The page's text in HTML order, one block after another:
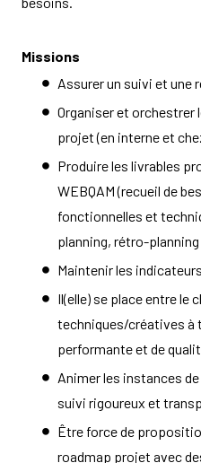
Missions
Assurer un suivi et une
Organiser et orchestrer
projet (en interne et
Produire les livrables
WEBQAM (recueil de
fonctionnelles et
planning, rétro-
Maintenir les
Il(elle) se place entre le
techniques/créatives à
performante et de
Animer les instances
suivi rigoureux et
Être force de
roadmap projet avec